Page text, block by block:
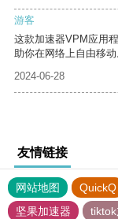
游客
这款加速器VPM应用
助你在网络上自由移动
2024-06-28
友情链接
网站地图 QuickQ
坚果加速器